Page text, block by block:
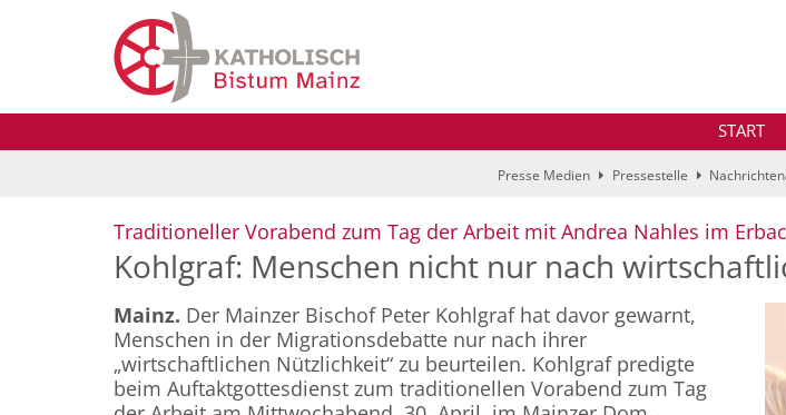
START
Presse Medien Pressestelle
Traditioneller Vorabend zum Tag der Arbeit mit Andrea Nahles im
Kohlgraf: Menschen nicht nur nach
Mainz. Der Mainzer Bischof Peter Kohlgraf hat davor gewarnt,
Menschen in der Migrationsdebatte nur nach ihrer
„wirtschaftlichen Nützlichkeit“ zu beurteilen. Kohlgraf predigte
beim Auftaktgottesdienst zum traditionellen Vorabend zum Tag